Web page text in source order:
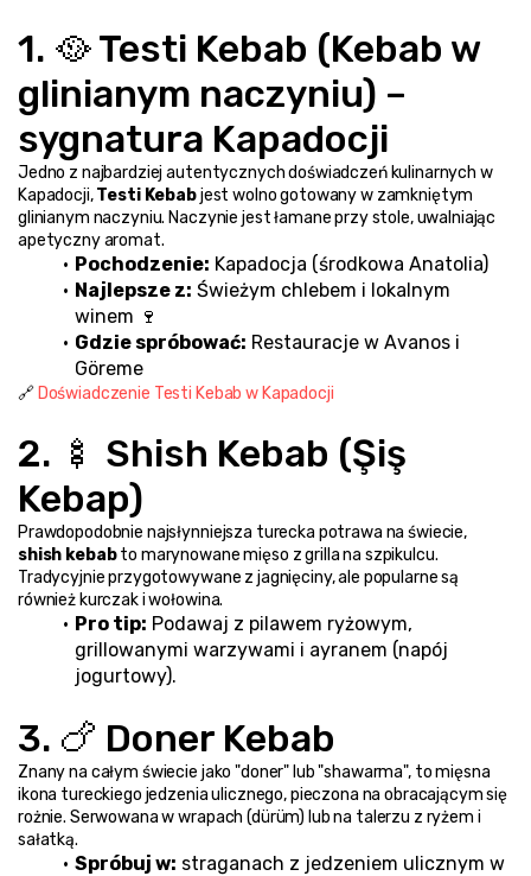
1. 🥘 Testi Kebab (Kebab w
glinianym naczyniu) –
sygnatura Kapadocji
Jedno z najbardziej autentycznych doświadczeń kulinarnych w
Kapadocji, Testi Kebab jest wolno gotowany w zamkniętym
glinianym naczyniu. Naczynie jest łamane przy stole, uwalniając
apetyczny aromat.
Pochodzenie: Kapadocja (środkowa Anatolia)
Najlepsze z: Świeżym chlebem i lokalnym
winem 🍷
Gdzie spróbować: Restauracje w Avanos i
Göreme
🔗 Doświadczenie Testi Kebab w Kapadocji
2. 🍢 Shish Kebab (Şiş
Kebap)
shish kebab to marynowane mięso z grilla na szpikulcu.
Tradycyjnie przygotowywane z jagnięciny, ale popularne są
również kurczak i wołowina.
Pro tip: Podawaj z pilawem ryżowym,
grillowanymi warzywami i ayranem (napój
jogurtowy).
3. 🍗 Doner Kebab
Znany na całym świecie jako "doner" lub "shawarma", to mięsna
ikona tureckiego jedzenia ulicznego, pieczona na obracającym się
rożnie. Serwowana w wrapach (dürüm) lub na talerzu z ryżem i
sałatką.
Spróbuj w: straganach z jedzeniem ulicznym w